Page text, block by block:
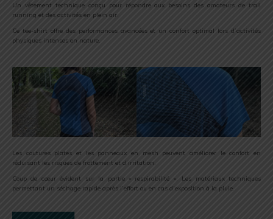
Un vêtement technique conçu pour répondre aux besoins des amateurs de trail
running et des activités en plein air.
Ce tee-shirt offre des performances avancées et un confort optimal lors d’activités
physiques intenses en nature.
Les coutures plates et les panneaux en mesh peuvent améliorer le confort en
réduisant les risques de frottement et d’irritation.
Coup de cœur évident sur la partie « respirabilité ». Les matériaux techniques
permettant un séchage rapide après l’effort ou en cas d’exposition à la pluie.